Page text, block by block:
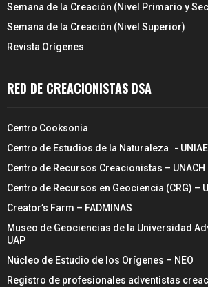
Semana de la Creación (Nivel Primario y
Semana de la Creación (Nivel Superior)
Revista Orígenes
RED DE CREACIONISTAS DSA
Centro Cooksonia
Centro de Estudios de la Naturaleza -
Centro de Recursos Creacionistas – UNACH
Centro de Recursos en Geociencia (CRG) –
Creator’s Farm – FADMINAS
Museo de Geociencias de la Universidad
UAP
Núcleo de Estudio de los Orígenes – NEO
Registro de profesionales adventistas